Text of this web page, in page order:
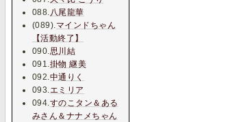
088. 八尾龍華
(089). マインドちゃん
【活動終了】
090. 思川結
091. 掛物 継美
092. 中通りく
093. エミリア
094. すのこタン＆ある
みさん＆ナナメちゃん